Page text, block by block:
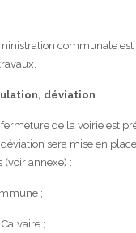
communale
déviation
de la voirie est
sera mise en
(voir annexe) :
;
;